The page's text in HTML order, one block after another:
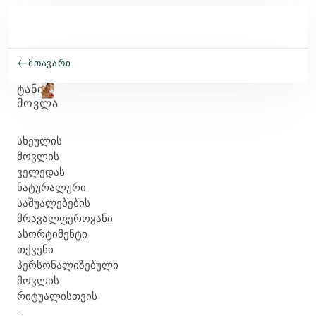
ᲛᲗᲐᲕᲐᲠᲘ
ᲢᲐᲜᲘᲡ
ᲛᲝᲕᲚᲐ
სხეულის
მოვლის
ველედას
ნატურალური
საშუალებების
მრავალფეროვანი
ასორტიმენტი
თქვენი
პერსონალიზებული
მოვლის
რიტუალისთვის
-